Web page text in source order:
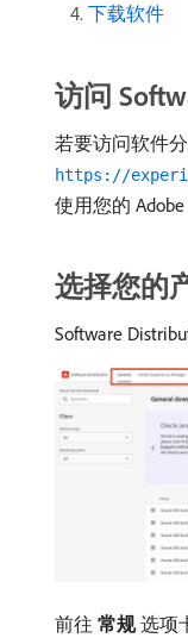
下载软件
访问
若要访问软件
https://
使用您的 Adobe
选择您的
Software
前往​ 常规选项